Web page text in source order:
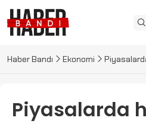
Haber Bandı Ekonomi
Piyasalarda